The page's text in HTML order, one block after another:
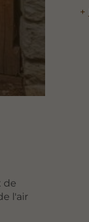
de
l'air